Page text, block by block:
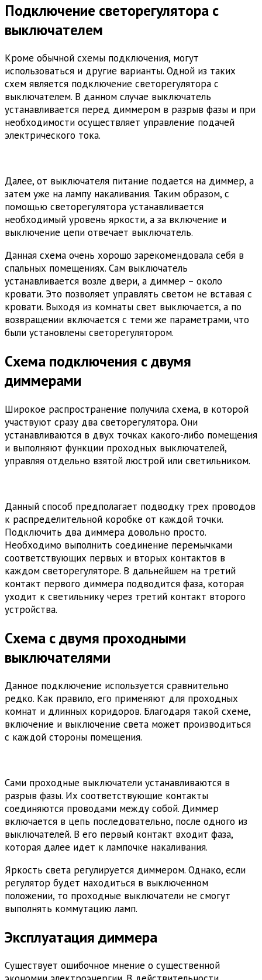
Подключение светорегулятора с
выключателем
Кроме обычной схемы подключения, могут
использоваться и другие варианты. Одной из таких
схем является подключение светорегулятора с
выключателем. В данном случае выключатель
устанавливается перед диммером в разрыв фазы и при
необходимости осуществляет управление подачей
электрического тока.
Далее, от выключателя питание подается на диммер, а
затем уже на лампу накаливания. Таким образом, с
помощью светорегулятора устанавливается
необходимый уровень яркости, а за включение и
выключение цепи отвечает выключатель.
Данная схема очень хорошо зарекомендовала себя в
спальных помещениях. Сам выключатель
устанавливается возле двери, а диммер – около
кровати. Это позволяет управлять светом не вставая с
кровати. Выходя из комнаты свет выключается, а по
возвращении включается с теми же параметрами, что
были установлены светорегулятором.
Схема подключения с двумя
диммерами
Широкое распространение получила схема, в которой
участвуют сразу два светорегулятора. Они
устанавливаются в двух точках какого-либо помещения
и выполняют функции проходных выключателей,
управляя отдельно взятой люстрой или светильником.
Данный способ предполагает подводку трех проводов
к распределительной коробке от каждой точки.
Подключить два диммера довольно просто.
Необходимо выполнить соединение перемычками
соответствующих первых и вторых контактов в
каждом светорегуляторе. В дальнейшем на третий
контакт первого диммера подводится фаза, которая
уходит к светильнику через третий контакт второго
устройства.
Схема с двумя проходными
выключателями
Данное подключение используется сравнительно
редко. Как правило, его применяют для проходных
комнат и длинных коридоров. Благодаря такой схеме,
включение и выключение света может производиться
с каждой стороны помещения.
Сами проходные выключатели устанавливаются в
разрыв фазы. Их соответствующие контакты
соединяются проводами между собой. Диммер
включается в цепь последовательно, после одного из
выключателей. В его первый контакт входит фаза,
которая далее идет к лампочке накаливания.
Яркость света регулируется диммером. Однако, если
регулятор будет находиться в выключенном
положении, то проходные выключатели не смогут
выполнять коммутацию ламп.
Эксплуатация диммера
Существует ошибочное мнение о существенной